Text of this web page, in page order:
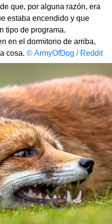
que, por alguna razón, era
estaba encendido y que
tipo de programa.
en el dormitorio de arriba,
cosa. © ArmyOfDog / Reddit